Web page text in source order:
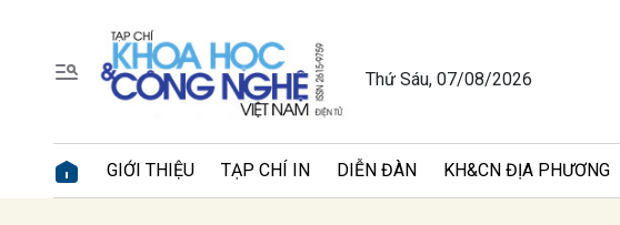
Thứ Sáu, 07/08/2026
GIỚI THIỆU TẠP CHÍ IN DIỄN ĐÀN KH&CN ĐỊA PHƯƠNG